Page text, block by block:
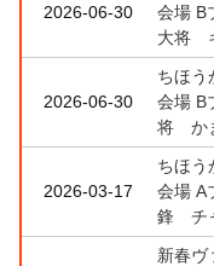
2026-06-30
会場 B
大将
2026-06-30
ちほう
会場 B
将 か
2026-03-17
ちほう
会場 A
鋒 チ
新春ヴ